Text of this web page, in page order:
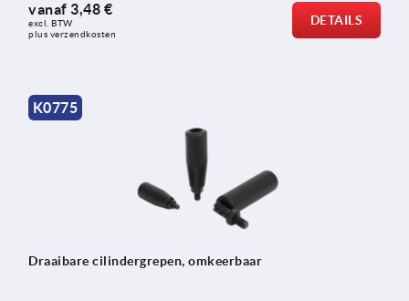
vanaf 3,48 €
excl. BTW
plus verzendkosten
DETAILS
K0775
Draaibare cilindergrepen, omkeerbaar